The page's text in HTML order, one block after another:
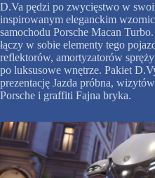
D.Va pędzi po zwycięstwo w
inspirowanym eleganckim
samochodu Porsche Macan
łączy w sobie elementy tego
reflektorów, amortyzatorów
po luksusowe wnętrze. Pakiet
prezentację Jazda próbna,
Porsche i graffiti Fajna bryka.